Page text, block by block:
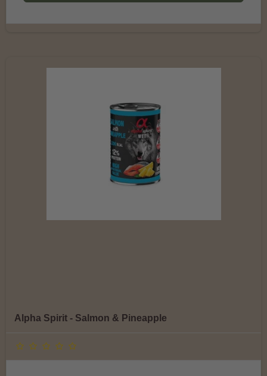
Alpha Spirit - Salmon & Pineapple